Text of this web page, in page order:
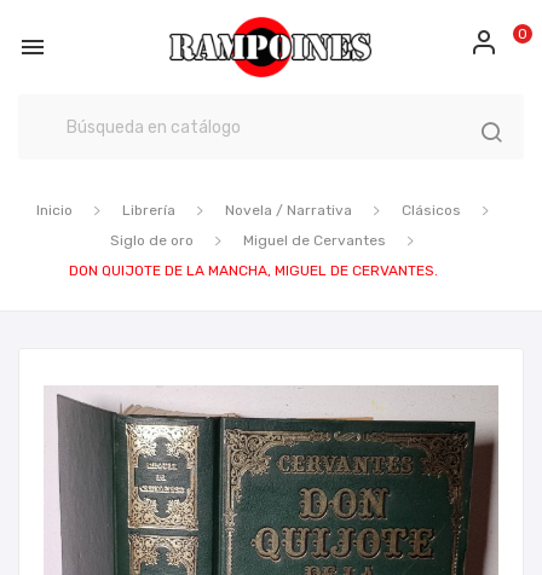
 0
Inicio Librería Novela / Narrativa
Clásicos
Siglo de oro
Miguel de Cervantes
DON QUIJOTE DE LA MANCHA, MIGUEL DE CERVANTES.